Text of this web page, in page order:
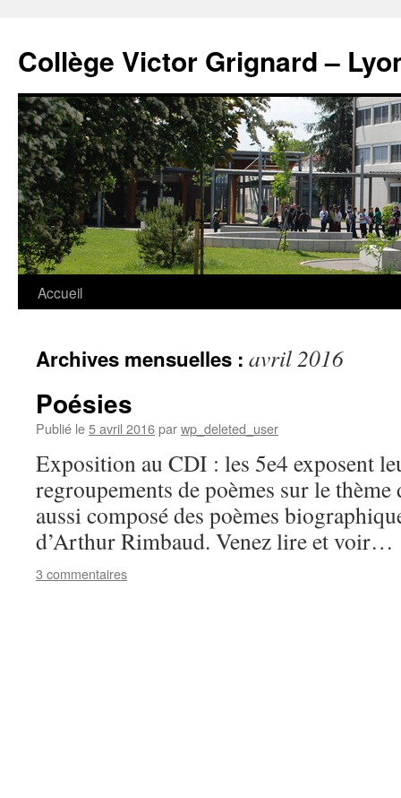
contenu
Collège Victor Grignard –
Accueil
Archives mensuelles : avril 2016
Poésies
Publié le5 avril 2016parwp_deleted_user
Exposition au CDI : les 5e4 exposent
regroupements de poèmes sur le
aussi composé des poèmes
d’Arthur Rimbaud. Venez lire et voir…
3 commentaires